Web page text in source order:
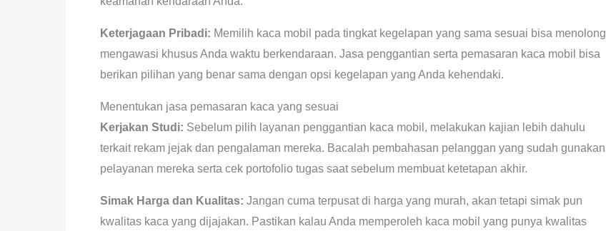
Keterjagaan Pribadi: Memilih kaca mobil pada tingkat kegelapan yang sama sesuai bisa menolong
mengawasi khusus Anda waktu berkendaraan. Jasa penggantian serta pemasaran kaca mobil bisa
berikan pilihan yang benar sama dengan opsi kegelapan yang Anda kehendaki.
Menentukan jasa pemasaran kaca yang sesuai
Kerjakan Studi: Sebelum pilih layanan penggantian kaca mobil, melakukan kajian lebih dahulu
terkait rekam jejak dan pengalaman mereka. Bacalah pembahasan pelanggan yang sudah gunakan
pelayanan mereka serta cek portofolio tugas saat sebelum membuat ketetapan akhir.
Simak Harga dan Kualitas: Jangan cuma terpusat di harga yang murah, akan tetapi simak pun
kwalitas kaca yang dijajakan. Pastikan kalau Anda memperoleh kaca mobil yang punya kwalitas